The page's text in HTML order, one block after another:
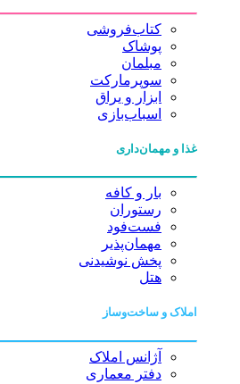
کتاب‌فروشی
پوشاک
مبلمان
سوپرمارکت
ابزار و یراق
اسباب‌بازی
غذا و مهمان‌داری
بار و کافه
رستوران
فست‌فود
مهمان‌پذیر
پخش نوشیدنی
هتل
املاک و ساخت‌وساز
آژانس املاک
دفتر معماری